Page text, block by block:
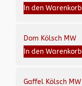
In den Warenkorb
Dom Kölsch MW
In den Warenkorb
Gaffel Kölsch MW